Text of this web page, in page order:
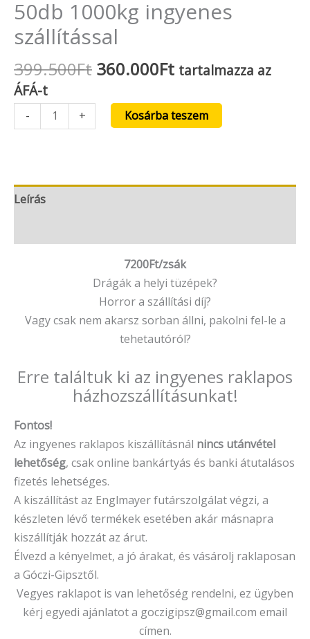
50db 1000kg ingyenes
szállítással
399.500Ft 360.000Ft tartalmazza az
ÁFÁ-t
- + Kosárba teszem
Leírás
7200Ft/zsák
Drágák a helyi tüzépek?
Horror a szállítási díj?
Vagy csak nem akarsz sorban állni, pakolni fel-le a
tehetautóról?
Erre találtuk ki az ingyenes raklapos
házhozszállításunkat!
Fontos!
Az ingyenes raklapos kiszállításnál nincs utánvétel
lehetőség, csak online bankártyás és banki átutalásos
fizetés lehetséges.
A kiszállítást az Englmayer futárszolgálat végzi, a
készleten lévő termékek esetében akár másnapra
kiszállítják hozzát az árut.
Élvezd a kényelmet, a jó árakat, és vásárolj raklaposan
a Góczi-Gipsztől.
Vegyes raklapot is van lehetőség rendelni, ez ügyben
kérj egyedi ajánlatot a goczigipsz@gmail.com email
címen.